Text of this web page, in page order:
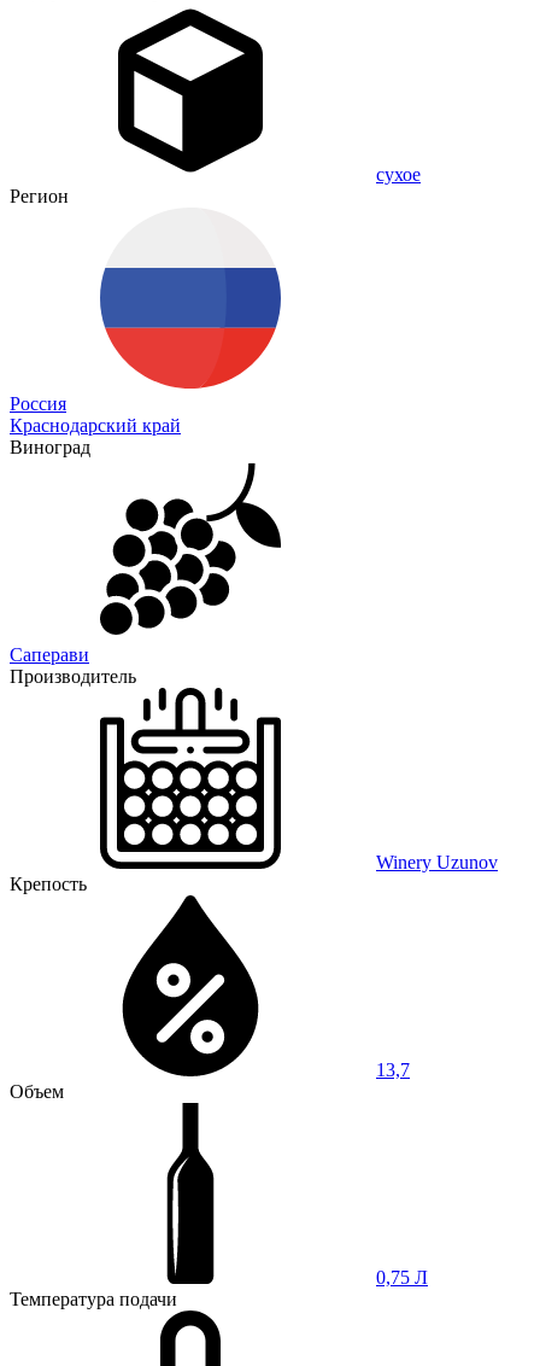
сухое
Регион
Россия
Краснодарский край
Виноград
Саперави
Производитель
Winery Uzunov
Крепость
13,7
Объем
0,75 Л
Температура подачи